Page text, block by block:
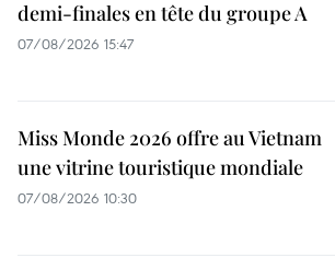
demi-finales en tête du groupe A
07/08/2026 15:47
Miss Monde 2026 offre au Vietnam
une vitrine touristique mondiale
07/08/2026 10:30